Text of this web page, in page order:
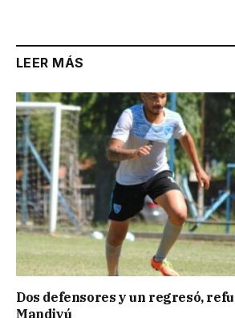
LEER MÁS
Dos defensores y un regresó,
Mandiyú